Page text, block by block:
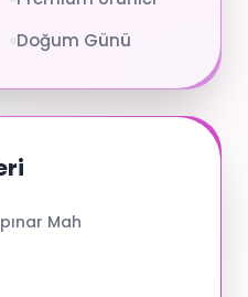
Doğum Günü
Mah